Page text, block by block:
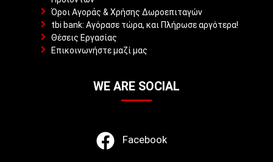
Όροι Αγοράς & Χρήσης Δωροεπιταγών
tbi bank: Αγόρασε τώρα, και Πλήρωσε αργότερα!
Θέσεις Εργασίας
Επικοινωνήστε μαζί μας
WE ARE SOCIAL
Facebook